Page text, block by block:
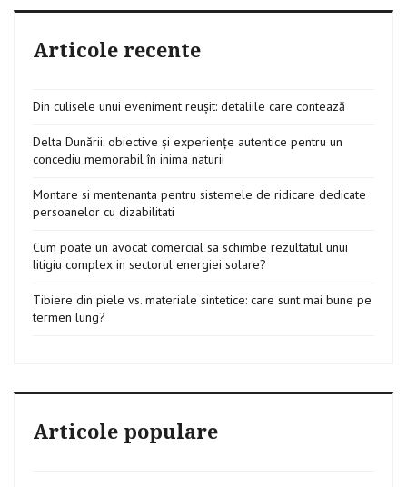
Articole recente
Din culisele unui eveniment reușit: detaliile care contează
Delta Dunării: obiective și experiențe autentice pentru un
concediu memorabil în inima naturii
Montare si mentenanta pentru sistemele de ridicare dedicate
persoanelor cu dizabilitati
Cum poate un avocat comercial sa schimbe rezultatul unui
litigiu complex in sectorul energiei solare?
Tibiere din piele vs. materiale sintetice: care sunt mai bune pe
termen lung?
Articole populare